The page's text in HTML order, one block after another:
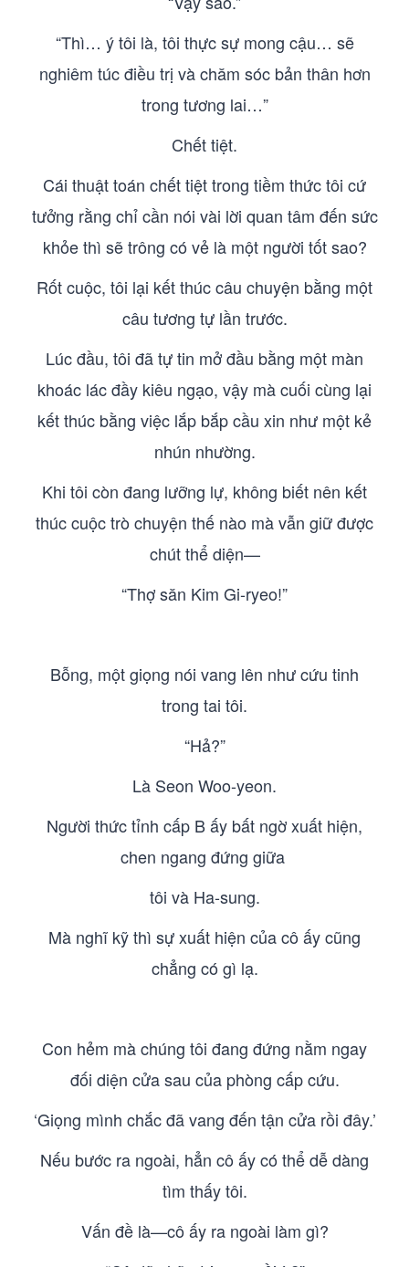
“Thì… ý tôi là, tôi thực sự mong cậu… sẽ
nghiêm túc điều trị và chăm sóc bản thân hơn
trong tương lai…”
Chết tiệt.
Cái thuật toán chết tiệt trong tiềm thức tôi cứ
tưởng rằng chỉ cần nói vài lời quan tâm đến sức
khỏe thì sẽ trông có vẻ là một người tốt sao?
Rốt cuộc, tôi lại kết thúc câu chuyện bằng một
câu tương tự lần trước.
Lúc đầu, tôi đã tự tin mở đầu bằng một màn
khoác lác đầy kiêu ngạo, vậy mà cuối cùng lại
kết thúc bằng việc lắp bắp cầu xin như một kẻ
nhún nhường.
Khi tôi còn đang lưỡng lự, không biết nên kết
thúc cuộc trò chuyện thế nào mà vẫn giữ được
chút thể diện—
“Thợ săn Kim Gi-ryeo!”
Bỗng, một giọng nói vang lên như cứu tinh
trong tai tôi.
“Hả?”
Là Seon Woo-yeon.
Người thức tỉnh cấp B ấy bất ngờ xuất hiện,
chen ngang đứng giữa
tôi và Ha-sung.
Mà nghĩ kỹ thì sự xuất hiện của cô ấy cũng
chẳng có gì lạ.
Con hẻm mà chúng tôi đang đứng nằm ngay
đối diện cửa sau của phòng cấp cứu.
‘Giọng mình chắc đã vang đến tận cửa rồi đây.’
Nếu bước ra ngoài, hẳn cô ấy có thể dễ dàng
tìm thấy tôi.
Vấn đề là—cô ấy ra ngoài làm gì?